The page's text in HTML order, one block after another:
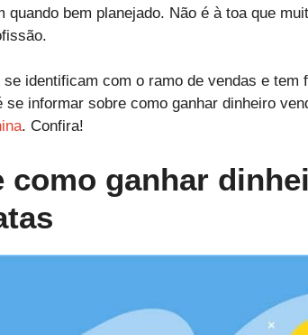
quando bem planejado. Não é à toa que
se identificam com o ramo de vendas e tem
informar sobre como ganhar dinheiro
. Confira!
como ganhar